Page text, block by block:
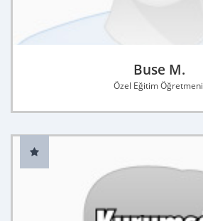
Buse M.
Özel Eğitim Öğretmeni